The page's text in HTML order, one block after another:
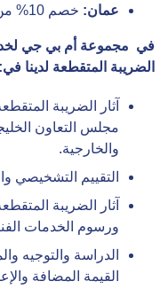
عمان: خصم 10% من إجمالي المدفوعات
في مجموعة أم بي جي
الضريبة المتقطعة لدينا في:
آثار الضريبة
مجلس التعاون
والخارجية.
التقييم التشخيصي
آثار الضريبة
ورسوم الخدمات
الدراسة والتوجيه
القيمة المضافة